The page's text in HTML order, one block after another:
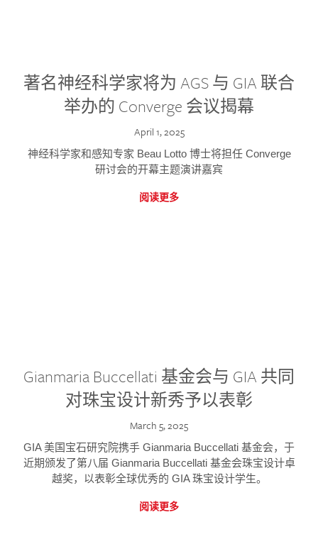
著名神经科学家将为 AGS 与 GIA 联合
举办的 Converge 会议揭幕
April 1, 2025
神经科学家和感知专家 Beau Lotto 博士将担任 Converge
研讨会的开幕主题演讲嘉宾
阅读更多
Gianmaria Buccellati 基金会与 GIA 共同
对珠宝设计新秀予以表彰
March 5, 2025
GIA 美国宝石研究院携手 Gianmaria Buccellati 基金会，于
近期颁发了第八届 Gianmaria Buccellati 基金会珠宝设计卓
越奖，以表彰全球优秀的 GIA 珠宝设计学生。
阅读更多